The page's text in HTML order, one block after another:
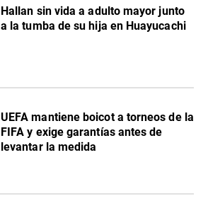
Hallan sin vida a adulto mayor junto
a la tumba de su hija en Huayucachi
UEFA mantiene boicot a torneos de la
FIFA y exige garantías antes de
levantar la medida